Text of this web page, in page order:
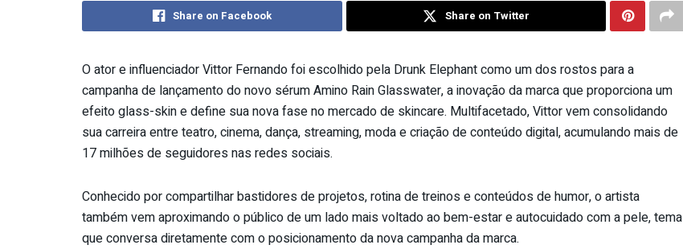
Share on Facebook Share on Twitter
O ator e influenciadorVittor Fernandofoi escolhido pela Drunk Elephant como um dos rostos para a
campanha de lançamento do novo sérum Amino Rain Glasswater, a inovação da marca que proporciona um
efeito glass-skin e define sua nova fase no mercado de skincare. Multifacetado,Vittorvem consolidando
sua carreira entre teatro, cinema, dança, streaming, moda e criação de conteúdo digital, acumulando mais de
17 milhões de seguidores nas redes sociais.
Conhecido por compartilhar bastidores de projetos, rotina de treinos e conteúdos de humor, o artista
também vem aproximando o público de um lado mais voltado ao bem-estar e autocuidado com a pele, tema
que conversa diretamente com o posicionamento da nova campanha da marca.